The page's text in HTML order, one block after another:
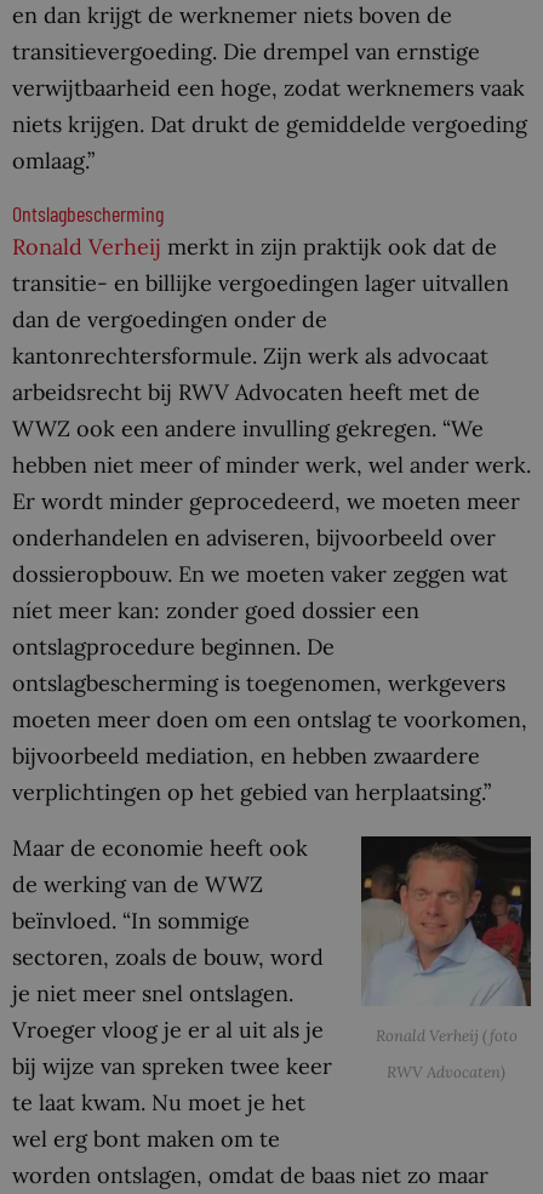
en dan krijgt de werknemer niets boven de
transitievergoeding. Die drempel van ernstige
verwijtbaarheid een hoge, zodat werknemers vaak
niets krijgen. Dat drukt de gemiddelde vergoeding
omlaag.”
Ontslagbescherming
Ronald Verheij merkt in zijn praktijk ook dat de
transitie- en billijke vergoedingen lager uitvallen
dan de vergoedingen onder de
kantonrechtersformule. Zijn werk als advocaat
arbeidsrecht bij RWV Advocaten heeft met de
WWZ ook een andere invulling gekregen. “We
hebben niet meer of minder werk, wel ander werk.
Er wordt minder geprocedeerd, we moeten meer
onderhandelen en adviseren, bijvoorbeeld over
dossieropbouw. En we moeten vaker zeggen wat
níet meer kan: zonder goed dossier een
ontslagprocedure beginnen. De
ontslagbescherming is toegenomen, werkgevers
moeten meer doen om een ontslag te voorkomen,
bijvoorbeeld mediation, en hebben zwaardere
verplichtingen op het gebied van herplaatsing.”
Ronald Verheij (foto
RWV Advocaten)
Maar de economie heeft ook
de werking van de WWZ
beïnvloed. “In sommige
sectoren, zoals de bouw, word
je niet meer snel ontslagen.
Vroeger vloog je er al uit als je
bij wijze van spreken twee keer
te laat kwam. Nu moet je het
wel erg bont maken om te
worden ontslagen, omdat de baas niet zo maar